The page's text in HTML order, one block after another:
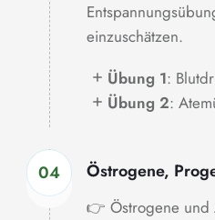
einzuschätzen.
Übung 1:
Übung 2:
04 Östrogene,
👉 Östrogene und